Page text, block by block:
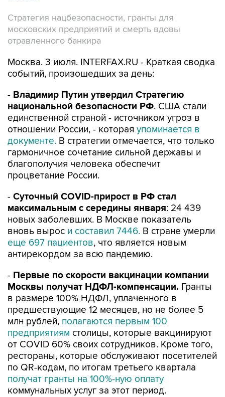
Стратегия нацбезопасности, гранты для
московских предприятий и смерть вдовы
отравленного банкира
Москва. 3 июля. INTERFAX.RU - Краткая сводка
событий, произошедших за день:
- Владимир Путин утвердил Стратегию
национальной безопасности РФ. США стали
единственной страной - источником угроз в
отношении России, - которая упоминается в
документе. В стратегии отмечается, что только
гармоничное сочетание сильной державы и
благополучия человека обеспечит
процветание России.
- Суточный COVID-прирост в РФ стал
максимальным с середины января: 24 439
новых заболевших. В Москве показатель
вновь вырос и составил 7446. В стране умерли
еще 697 пациентов, что является новым
антирекордом за всю пандемию.
- Первые по скорости вакцинации компании
Москвы получат НДФЛ-компенсации. Гранты
в размере 100% НДФЛ, уплаченного в
предшествующие 12 месяцев, но не более 5
млн рублей, полагаются первым 100
предприятиям столицы, которые вакцинируют
от COVID 60% своих сотрудников. Кроме того,
рестораны, которые обслуживают посетителей
по QR-кодам, по итогам третьего квартала
получат гранты на 100%-ную оплату
коммунальных услуг за этот период.